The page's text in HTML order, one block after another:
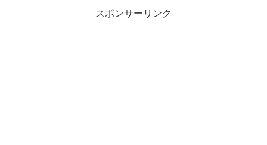
スポンサーリンク